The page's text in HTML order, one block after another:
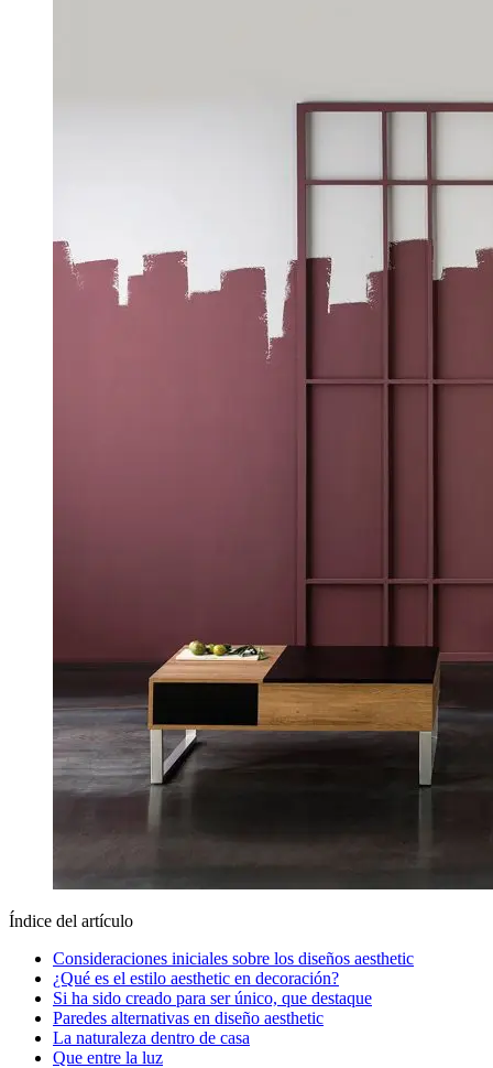
Índice del artículo
Consideraciones iniciales sobre los diseños aesthetic
¿Qué es el estilo aesthetic en decoración?
Si ha sido creado para ser único, que destaque
Paredes alternativas en diseño aesthetic
La naturaleza dentro de casa
Que entre la luz